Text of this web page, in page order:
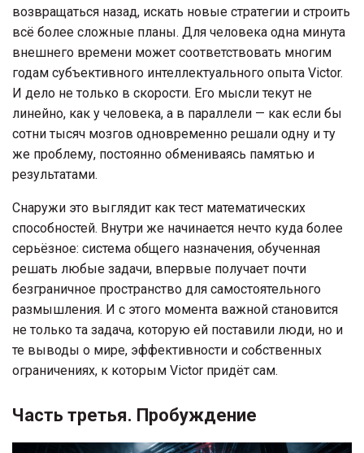
возвращаться назад, искать новые стратегии и строить
всё более сложные планы. Для человека одна минута
внешнего времени может соответствовать многим
годам субъективного интеллектуального опыта Victor.
И дело не только в скорости. Его мысли текут не
линейно, как у человека, а в параллели — как если бы
сотни тысяч мозгов одновременно решали одну и ту
же проблему, постоянно обмениваясь памятью и
результатами.
Снаружи это выглядит как тест математических
способностей. Внутри же начинается нечто куда более
серьёзное: система общего назначения, обученная
решать любые задачи, впервые получает почти
безграничное пространство для самостоятельного
размышления. И с этого момента важной становится
не только та задача, которую ей поставили люди, но и
те выводы о мире, эффективности и собственных
ограничениях, к которым Victor придёт сам.
Часть третья. Пробуждение